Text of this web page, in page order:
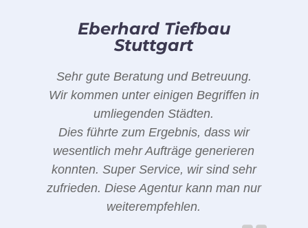
Eberhard Tiefbau
Stuttgart
Sehr gute Beratung und Betreuung.
Wir kommen unter einigen Begriffen in
umliegenden Städten.
Dies führte zum Ergebnis, dass wir
wesentlich mehr Aufträge generieren
konnten. Super Service, wir sind sehr
zufrieden. Diese Agentur kann man nur
weiterempfehlen.